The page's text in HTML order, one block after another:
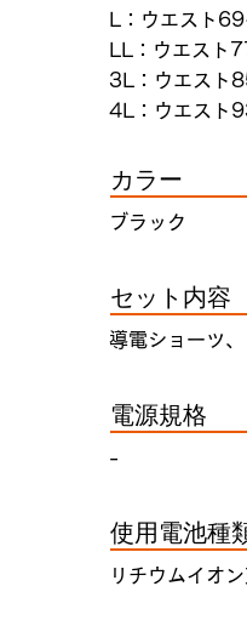
L：ウエスト
LL：ウエス
3L：ウエスト
4L：ウエスト
カラー
ブラック
セット内容
導電ショーツ
電源規格
-
使用電池種
リチウムイオ